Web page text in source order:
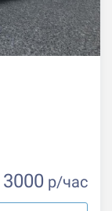
3000 р/час